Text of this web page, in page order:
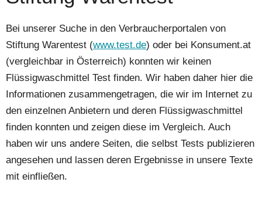
Bei unserer Suche in den Verbraucherportalen von
Stiftung Warentest (www.test.de) oder bei Konsument.at
(vergleichbar in Österreich) konnten wir keinen
Flüssigwaschmittel Test finden. Wir haben daher hier die
Informationen zusammengetragen, die wir im Internet zu
den einzelnen Anbietern und deren Flüssigwaschmittel
finden konnten und zeigen diese im Vergleich. Auch
haben wir uns andere Seiten, die selbst Tests publizieren
angesehen und lassen deren Ergebnisse in unsere Texte
mit einfließen.